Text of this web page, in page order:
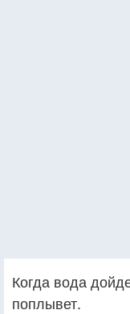
Когда вода
поплывет.